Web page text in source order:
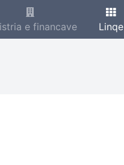
e financave Linqe